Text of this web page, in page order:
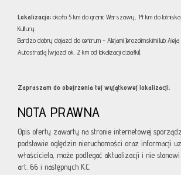
Lokalizacja: około 5 km do granic Warszawy, 14 km do lotniska
Kultury.
Bardzo dobry dojazd do centrum - Alejami Jerozolimskimi lub
Autostradą (wjazd ok. 2 km od lokalizacji działki).
Zapraszam do obejrzenia tej wyjątkowej lokalizacji.
NOTA PRAWNA
Opis oferty zawarty na stronie internetowej
podstawie oględzin nieruchomości oraz informacji
właściciela, może podlegać aktualizacji i nie
art. 66 i następnych K.C.